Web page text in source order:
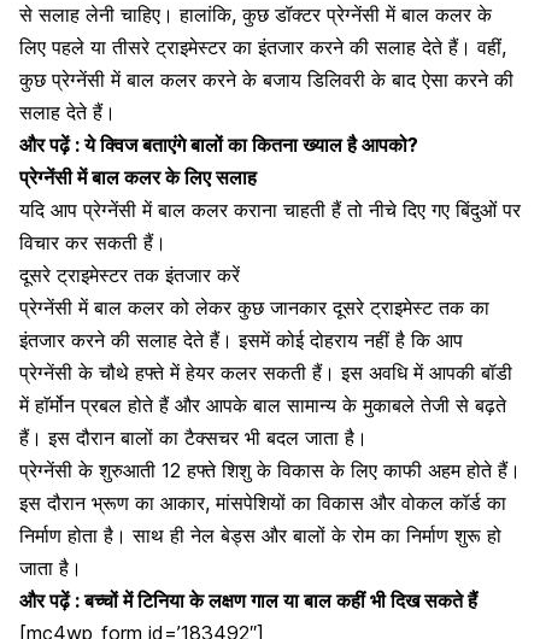
से सलाह लेनी चाहिए। हालांकि, कुछ डॉक्टर प्रेग्नेंसी में बाल कलर के
लिए पहले यातीसरे ट्राइमेस्टर का इंतजारकरने की सलाह देते हैं। वहीं,
कुछ प्रेग्नेंसी में बाल कलर करने के बजाय डिलिवरी के बाद ऐसा करने की
सलाह देते हैं।
और पढ़ें :ये क्विज बताएंगे बालों का कितना ख्याल है आपको?
प्रेग्नेंसी में बाल कलर के लिए सलाह
यदि आप प्रेग्नेंसी में बाल कलर कराना चाहती हैं तो नीचे दिए गए बिंदुओं पर
विचार कर सकती हैं।
दूसरे ट्राइमेस्टर तक इंतजार करें
प्रेग्नेंसी में बाल कलर को लेकर कुछ जानकारदूसरे ट्राइमेस्टतक का
इंतजार करने की सलाह देते हैं। इसमें कोई दोहराय नहीं है कि आप
प्रेग्नेंसी के चौथे हफ्ते में हेयर कलर सकती हैं। इस अवधि में आपकी बॉडी
में हाॅर्मोन प्रबल होते हैं और आपके बाल सामान्य के मुकाबले तेजी से बढ़ते
हैं। इस दौरान बालों का टैक्सचर भी बदल जाता है।
प्रेग्नेंसी के शुरुआती 12 हफ्ते शिशु के विकास के लिए काफी अहम होते हैं।
इस दौरान भ्रूण का आकार, मांसपेशियों का विकास और वोकल कॉर्ड का
निर्माण होता है। साथ ही नेल बेड्स और बालों के रोम का निर्माण शुरू हो
जाता है।
और पढ़ें :बच्चों में टिनिया के लक्षण गाल या बाल कहीं भी दिख सकते हैं
[mc4wp_form id=’183492″]